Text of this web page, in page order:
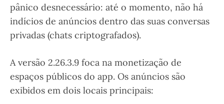
pânico desnecessário: até o momento, não há
indícios de anúncios dentro das suas conversas
privadas (chats criptografados).
A versão 2.26.3.9 foca na monetização de
espaços públicos do app. Os anúncios são
exibidos em dois locais principais: